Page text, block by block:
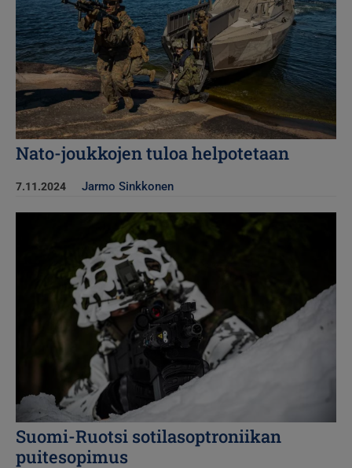
Nato-joukkojen tuloa helpotetaan
7.11.2024 Jarmo Sinkkonen
Suomi-Ruotsi sotilasoptroniikan
puitesopimus